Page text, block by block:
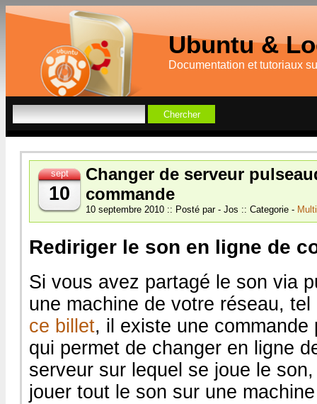
Ubuntu &
Documentation et tutoriaux
sept
10
Changer de serveur
commande
10 septembre 2010 :: Posté par - Jos :: Categorie -
Rediriger le son en ligne de
Si vous avez partagé le son via
une machine de votre réseau,
ce billet, il existe une commande
qui permet de changer en ligne
serveur sur lequel se joue le
jouer tout le son sur une